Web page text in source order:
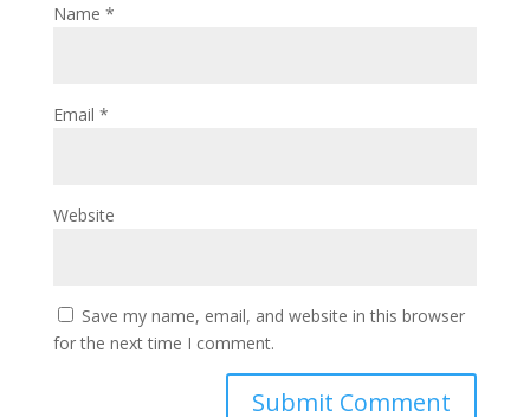
Name *
Email *
Website
Save my name, email, and website in this browser
for the next time I comment.